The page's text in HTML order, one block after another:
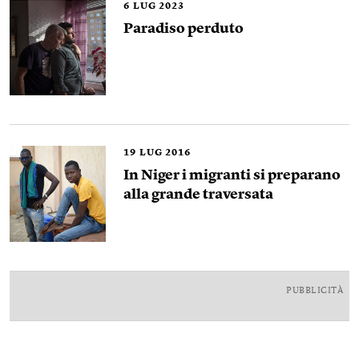
6 LUG 2023
Paradiso perduto
19 LUG 2016
In Niger i migranti si preparano
alla grande traversata
PUBBLICITÀ